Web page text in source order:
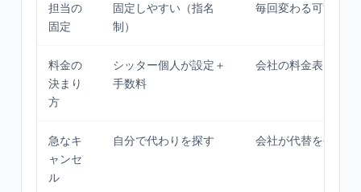
担当の
固定
固定しやすい（指名
制）
毎回変わる可能性あ
料金の
決まり
方
シッター個人が設定＋
手数料
会社の料金表＋会費
急なキ
ャンセ
ル
自分で代わりを探す 会社が代替を手配す